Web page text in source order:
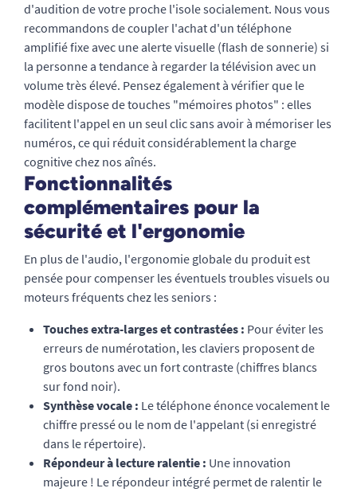
d'audition de votre proche l'isole socialement. Nous vous
recommandons de coupler l'achat d'un téléphone
amplifié fixe avec une alerte visuelle (flash de sonnerie) si
la personne a tendance à regarder la télévision avec un
volume très élevé. Pensez également à vérifier que le
modèle dispose de touches "mémoires photos" : elles
facilitent l'appel en un seul clic sans avoir à mémoriser les
numéros, ce qui réduit considérablement la charge
cognitive chez nos aînés.
Fonctionnalités
complémentaires pour la
sécurité et l'ergonomie
En plus de l'audio, l'ergonomie globale du produit est
pensée pour compenser les éventuels troubles visuels ou
moteurs fréquents chez les seniors :
Touches extra-larges et contrastées : Pour éviter les
erreurs de numérotation, les claviers proposent de
gros boutons avec un fort contraste (chiffres blancs
sur fond noir).
Synthèse vocale : Le téléphone énonce vocalement le
chiffre pressé ou le nom de l'appelant (si enregistré
dans le répertoire).
Répondeur à lecture ralentie : Une innovation
majeure ! Le répondeur intégré permet de ralentir le